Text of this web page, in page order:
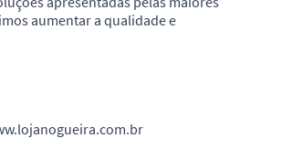
aumentar a qualidade e